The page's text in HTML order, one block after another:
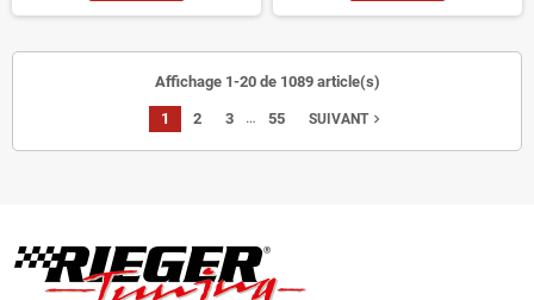
Affichage 1-20 de 1089 article(s)
1 2 3 … 55 SUIVANTnavigate_next